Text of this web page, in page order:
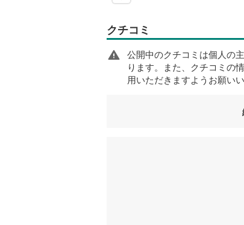
クチコミ
公開中のクチコミは個人の
ります。また、クチコミの
用いただきますようお願いい